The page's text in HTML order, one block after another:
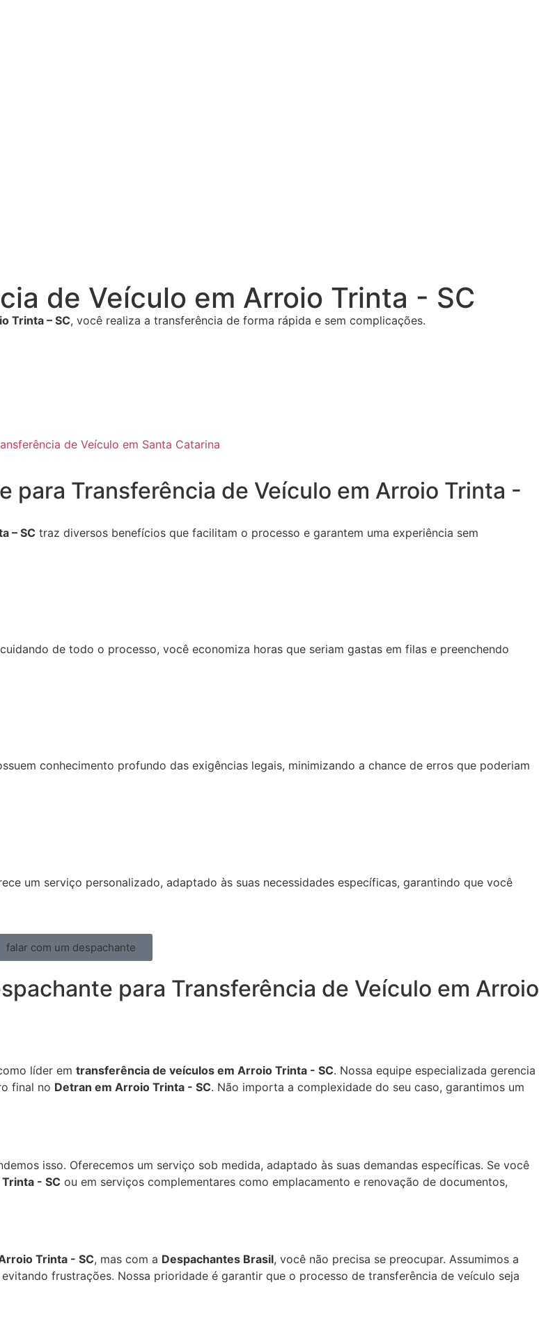
de Veículo em Arroio Trinta - SC
Trinta – SC, você realiza a transferência de forma rápida e sem complicações.
de Veículo em Santa Catarina
para Transferência de Veículo em Arroio Trinta -
– SC traz diversos benefícios que facilitam o processo e garantem uma experiência sem
cuidando de todo o processo, você economiza horas que seriam gastas em filas e preenchendo
conhecimento profundo das exigências legais, minimizando a chance de erros que poderiam
um serviço personalizado, adaptado às suas necessidades específicas, garantindo que você
falar com um despachante
para Transferência de Veículo em Arroio
líder em transferência de veículos em Arroio Trinta - SC. Nossa equipe especializada gerencia
final no Detran em Arroio Trinta - SC. Não importa a complexidade do seu caso, garantimos um
isso. Oferecemos um serviço sob medida, adaptado às suas demandas específicas. Se você
- SC ou em serviços complementares como emplacamento e renovação de documentos,
Trinta - SC, mas com a Despachantes Brasil, você não precisa se preocupar. Assumimos a
frustrações. Nossa prioridade é garantir que o processo de transferência de veículo seja